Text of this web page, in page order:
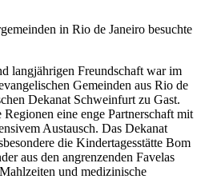
in Rio de Janeiro besuchte
langjährigen Freundschaft war im
Gemeinden aus Rio de
Dekanat Schweinfurt zu Gast.
eine enge Partnerschaft mit
Austausch. Das Dekanat
die Kindertagesstätte Bom
aus den angrenzenden Favelas
und medizinische